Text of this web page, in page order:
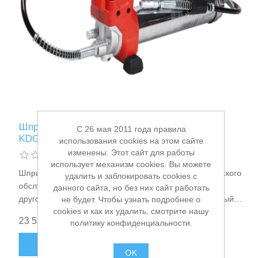
Станки и оснастка
Шприц для смазки аккумуляторный DCK
KDGG500(TYPE DM)
Шприц для смазки аккумуляторный 18В для технического
обслуживания тяжелой, сельскохозяйственной или
другой крупной техники, 690бар, (69мПа), заправочный
ниппель/картриджи 410/ 455мл, 145/ 290мл/мин, шланг
800мм, 1Li-ion*2.0Ач, зарядное устройство, 3.2кг DCK
23 590,00 ₽
C 26 мая 2011 года правила
использования cookies на этом сайте
изменены. Этот сайт для работы
использует механизм cookies. Вы можете
удалить и заблокировать cookies с
данного сайта, но без них сайт работать
не будет. Чтобы узнать подробнее о
cookies и как их удалить, смотрите нашу
политику конфиденциальности.
OK